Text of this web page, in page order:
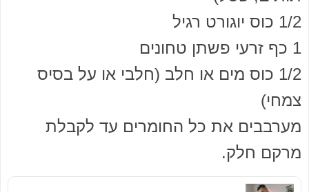
1/2 כוס יוגורט רגיל
1 כף זרעי פשתן טחונים
1/2 כוס מים או חלב (חלבי או על בסיס
צמחי)
מערבבים את כל החומרים עד לקבלת
מרקם חלק.